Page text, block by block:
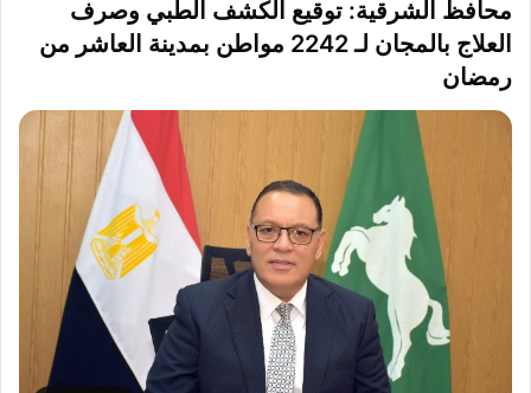
محافظ الشرقية: توقيع الكشف الطبي وصرف
العلاج بالمجان لـ 2242 مواطن بمدينة العاشر من
رمضان